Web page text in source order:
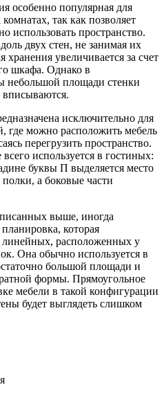
особенно популярная для
так как позволяет
использовать пространство.
двух стен, не занимая их
увеличивается за счет
шкафа. Однако в
небольшой площади стенки
вписываются.
исключительно для
где можно расположить мебель
перегрузить пространство.
используется в гостиных:
буквы П выделяется место
а боковые части
выше, иногда
планировка, которая
линейных, расположенных у
Она обычно используется в
большой площади и
формы. Прямоугольное
мебели в такой конфигурации
будет выглядеть слишком